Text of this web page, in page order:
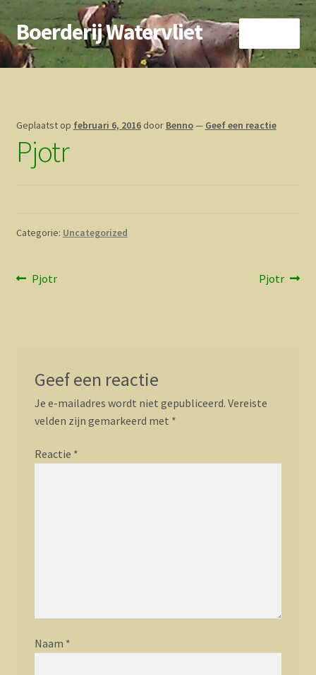
Ga
door
naar
Ga
direct
naar
Boerderij Watervliet
Home
Biokoe
Geplaatst op februari 6, 2016 door Benno— Geef een reactie
Pjotr
Categorie: Uncategorized
Bericht
Vorig
Pjotr
Volgend
Pjotr
Geef een reactie
Je e-mailadres wordt niet gepubliceerd. Vereiste
velden zijn gemarkeerd met *
Reactie *
Naam *